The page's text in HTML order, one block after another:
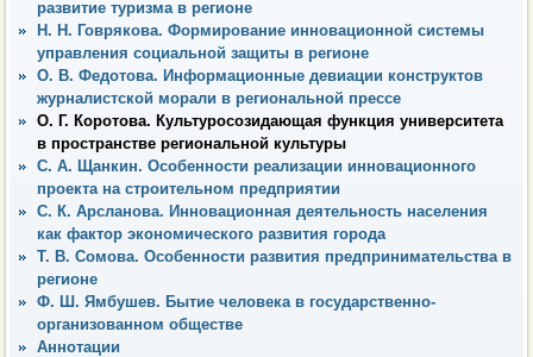
развитие туризма в регионе
Н. Н. Говрякова. Формирование инновационной системы
управления социальной защиты в регионе
О. В. Федотова. Информационные девиации конструктов
журналистской морали в региональной прессе
О. Г. Коротова. Культуросозидающая функция университета
в пространстве региональной культуры
С. А. Щанкин. Особенности реализации инновационного
проекта на строительном предприятии
С. К. Арсланова. Инновационная деятельность населения
как фактор экономического развития города
Т. В. Сомова. Особенности развития предпринимательства в
регионе
Ф. Ш. Ямбушев. Бытие человека в государственно-
организованном обществе
Аннотации